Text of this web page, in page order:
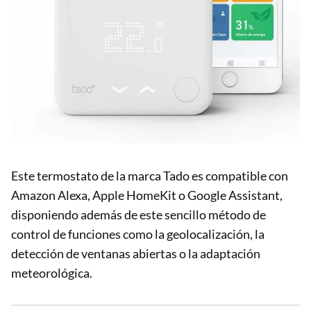
Este termostato de la marca Tado es compatible con
Amazon Alexa, Apple HomeKit o Google Assistant,
disponiendo además de este sencillo método de
control de funciones como la geolocalización, la
detección de ventanas abiertas o la adaptación
meteorológica.